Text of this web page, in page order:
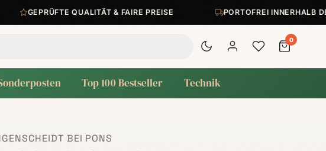
GEPRÜFTE QUALITÄT & FAIRE PREISE PORTOFREI INNERHALB
0
Top 100 Bestseller Technik
BEI PONS